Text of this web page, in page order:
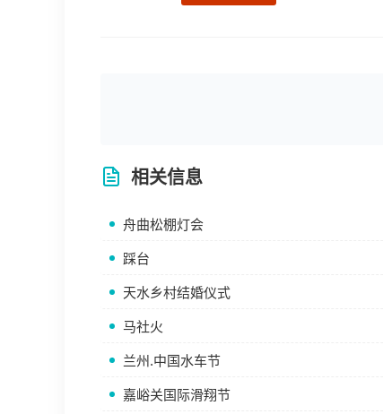
相关信息
舟曲松棚灯会
踩台
天水乡村结婚仪式
马社火
兰州.中国水车节
嘉峪关国际滑翔节